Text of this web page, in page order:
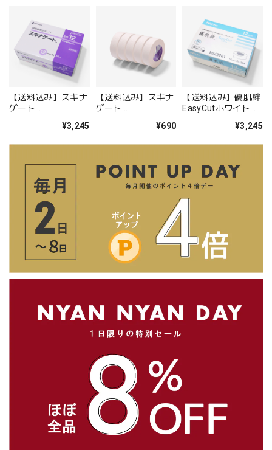
【送料込み】スキナ
ゲート
¥3,245
【送料込み】スキナ
ゲート
¥690
【送料込み】優肌絆
EasyCutホワイト
(MM3261) 24巻
¥3,245